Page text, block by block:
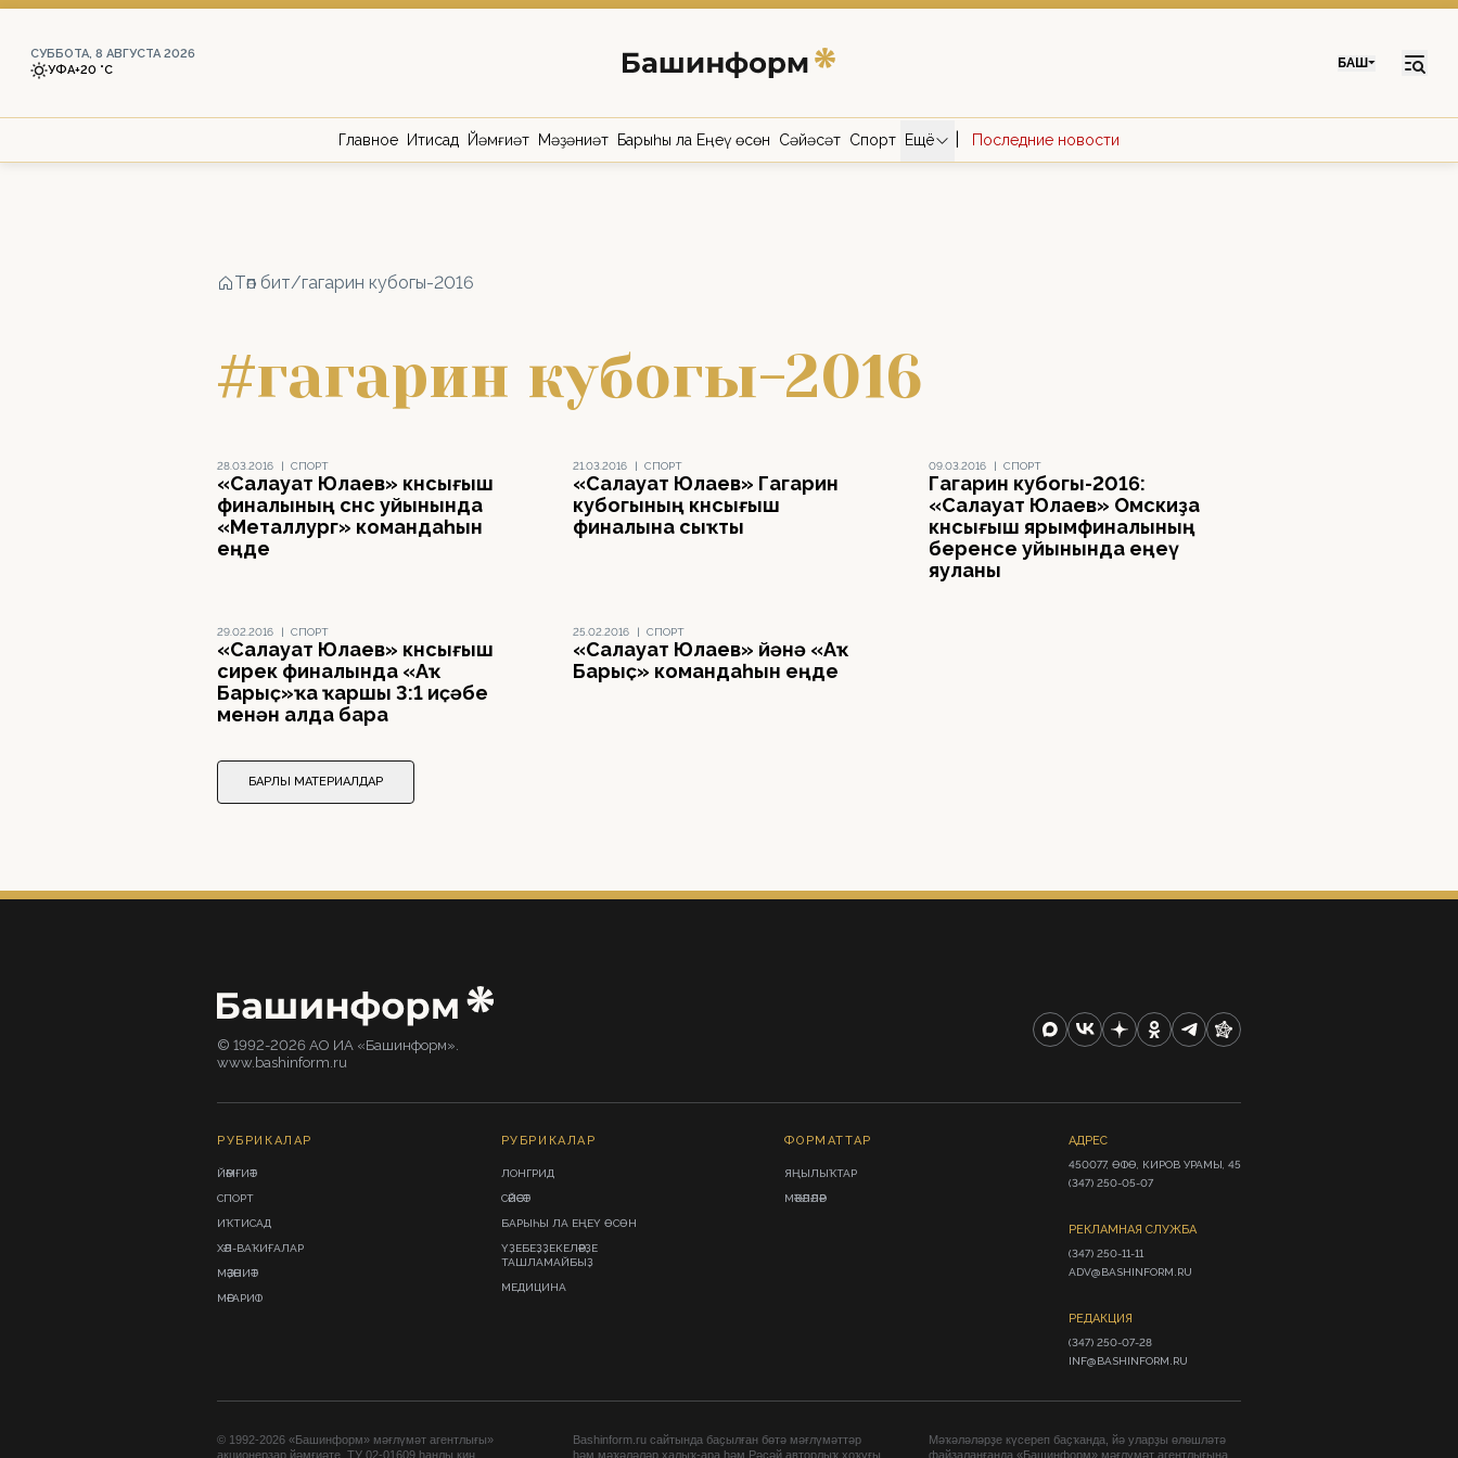
СУББОТА, 8 АВГУСТА 2026
УФА+20 °С БАШ
Главное Иҡтисад Йәмғиәт Мәҙәниәт Барыһы ла Еңеү өсөн Сәйәсәт Спорт Ещё Последние новости
Төп бит/гагарин кубогы-2016
#гагарин кубогы-2016
28.03.2016 | СПОРТ
«Салауат Юлаев» көнсығыш
финалының өсөнсө уйынында
«Металлург» командаһын
еңде
21.03.2016 | СПОРТ
«Салауат Юлаев» Гагарин
кубогының көнсығыш
финалына сыҡты
09.03.2016 | СПОРТ
Гагарин кубогы-2016:
«Салауат Юлаев» Омскиҙа
көнсығыш ярымфиналының
беренсе уйынында еңеү
яуланы
29.02.2016 | СПОРТ
«Салауат Юлаев» көнсығыш
сирек финалында «Аҡ
Барыҫ»ҡа ҡаршы 3:1 иҫәбе
менән алда бара
25.02.2016 | СПОРТ
«Салауат Юлаев» йәнә «Аҡ
Барыҫ» командаһын еңде
БАРЛЫҠ МАТЕРИАЛДАР
© 1992-2026 АО ИА «Башинформ».
www.bashinform.ru
РУБРИКАЛАР
ЙӘМҒИӘТ
СПОРТ
ИҠТИСАД
ХӘЛ-ВАҠИҒАЛАР
МӘҘӘНИӘТ
МӘҒАРИФ
РУБРИКАЛАР
ЛОНГРИД
СӘЙӘСӘТ
БАРЫҺЫ ЛА ЕҢЕҮ ӨСӨН
ҮҘЕБЕҘҘЕКЕЛӘРҘЕ
ТАШЛАМАЙБЫҘ
МЕДИЦИНА
ФОРМАТТАР
ЯҢЫЛЫҠТАР
МӘҠӘЛӘЛӘР
АДРЕС
450077, ӨФӨ, КИРОВ УРАМЫ, 45
(347) 250-05-07
РЕКЛАМНАЯ СЛУЖБА
(347) 250-11-11
ADV@BASHINFORM.RU
РЕДАКЦИЯ
(347) 250-07-28
INF@BASHINFORM.RU
© 1992-2026 «Башинформ» мәғлүмәт агентлығы»
акционерҙар йәмғиәте. ТУ 02-01609 һанлы киң
Bashinform.ru сайтында баҫылған бөтә мәғлүмәттәр
һәм мәҡәләләр халыҡ-ара һәм Рәсәй авторлыҡ хоҡуғы
Мәҡәләләрҙе күсереп баҫҡанда, йә уларҙы өлөшләтә
файҙаланғанда «Башинформ» мәғлүмәт агентлығына